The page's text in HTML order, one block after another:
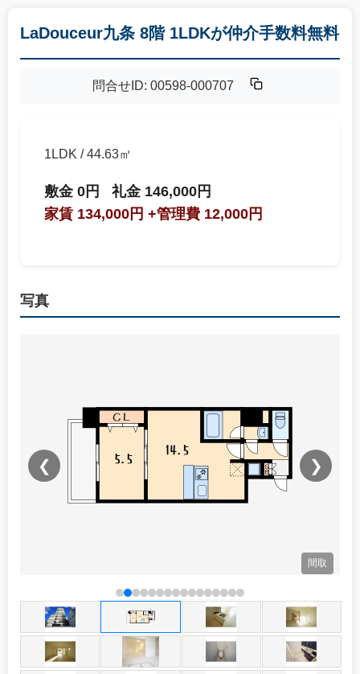
LaDouceur九条 8階 1LDKが仲介手数料無料
問合せID: 00598-000707
1LDK / 44.63㎡
敷金 0円
礼金 146,000円
家賃 134,000円 +管理費 12,000円
写真
間取
❮ ❯